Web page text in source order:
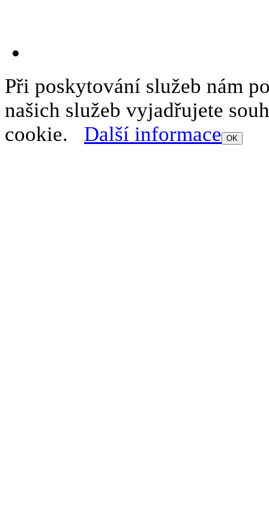
Při poskytování služeb nám
našich služeb vyjadřujete
cookie. Další informace